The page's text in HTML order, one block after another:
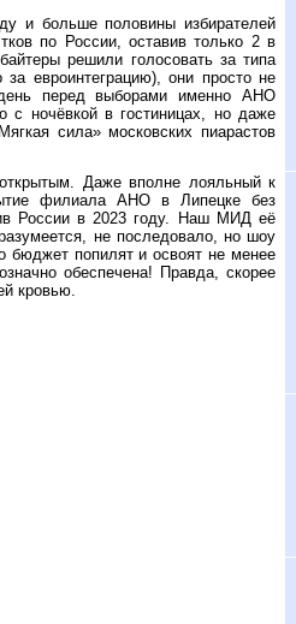
и больше половины избирателей
по России, оставив только 2 в
решили голосовать за типа
евроинтеграцию), они просто не
перед выборами именно АНО
с ночёвкой в гостиницах, но даже
сила» московских пиарастов
открытым. Даже вполне лояльный к
филиала АНО в Липецке без
России в 2023 году. Наш МИД её
не последовало, но шоу
бюджет попилят и освоят не менее
обеспечена! Правда, скорее
кровью.